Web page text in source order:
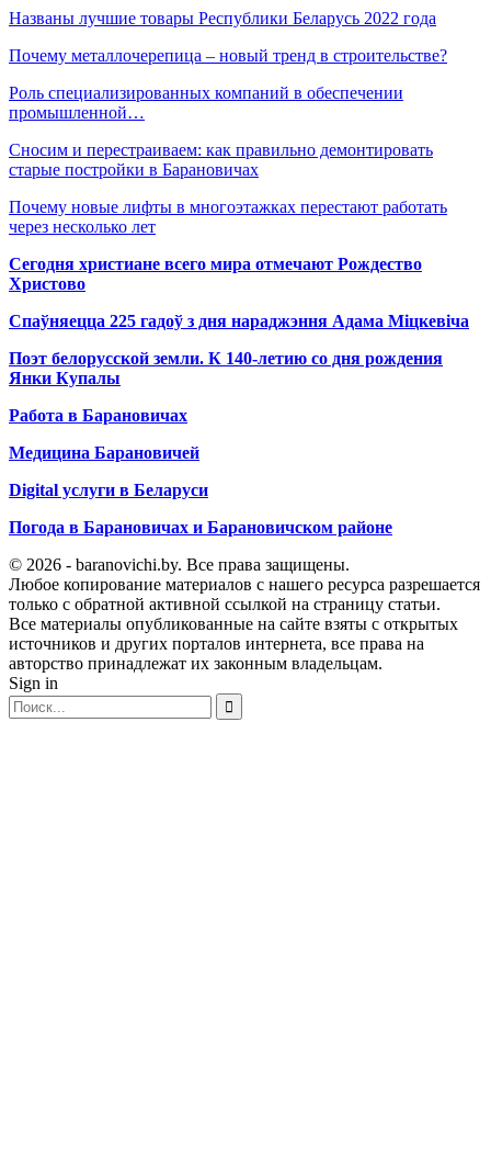
Названы лучшие товары Республики Беларусь 2022 года
Почему металлочерепица – новый тренд в строительстве?
Роль специализированных компаний в обеспечении
промышленной…
Сносим и перестраиваем: как правильно демонтировать
старые постройки в Барановичах
Почему новые лифты в многоэтажках перестают работать
через несколько лет
Сегодня христиане всего мира отмечают Рождество
Христово
Спаўняецца 225 гадоў з дня нараджэння Адама Міцкевіча
Поэт белорусской земли. К 140-летию со дня рождения
Янки Купалы
Работа в Барановичах
Медицина Барановичей
Digital услуги в Беларуси
Погода в Барановичах и Барановичском районе
© 2026 - baranovichi.by. Все права защищены.
Любое копирование материалов с нашего ресурса разрешается
только с обратной активной ссылкой на страницу статьи.
Все материалы опубликованные на сайте взяты с открытых
источников и других порталов интернета, все права на
авторство принадлежат их законным владельцам.
Sign in